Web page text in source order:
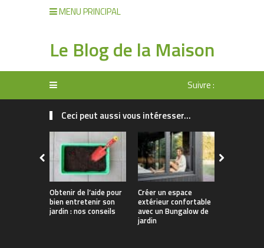
MENU PRINCIPAL
Le Blog de la Maison
Suivre :
Ceci peut aussi vous intéresser...
Obtenir de l’aide pour
bien entretenir son
jardin : nos conseils
Créer un espace
extérieur confortable
avec un Bungalow de
jardin